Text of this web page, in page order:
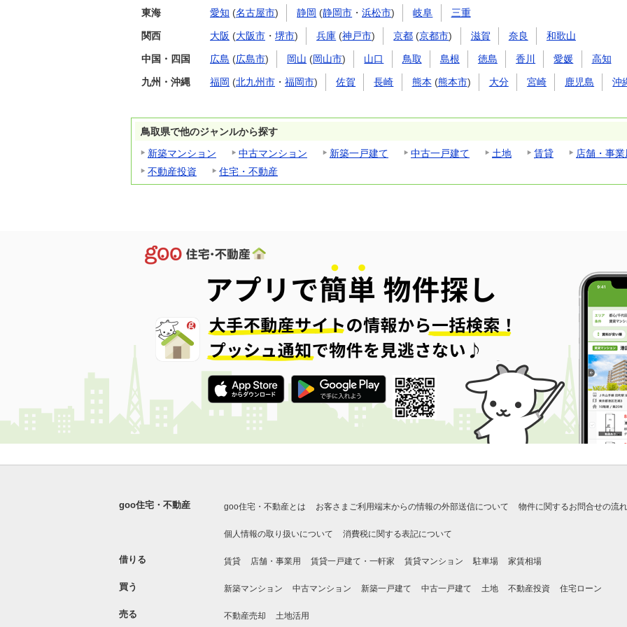
東海 愛知 (名古屋市) 静岡 (静岡市 ・浜松市) 岐阜 三重
関西 大阪 (大阪市 ・ 堺市) 兵庫 (神戸市) 京都 (京都市) 滋賀 奈良 和歌山
中国・四国 広島 (広島市) 岡山 (岡山市) 山口 鳥取 島根 徳島 香川 愛媛 高知
九州・沖縄 福岡 (北九州市 ・ 福岡市) 佐賀 長崎 熊本 (熊本市) 大分 宮崎 鹿児島 沖
鳥取県で他のジャンルから探す
新築マンション
中古マンション 新築一戸建て 中古一戸建て 土地 賃貸
店舗・事業
不動産投資
住宅・不動産
goo住宅・不動産 goo住宅・不動産とは お客さまご利用端末からの情報の外部送信について 物件に関するお問合せの流れ
個人情報の取り扱いについて 消費税に関する表記について
借りる 賃貸 店舗・事業用 賃貸一戸建て・一軒家 賃貸マンション 駐車場 家賃相場
買う 新築マンション 中古マンション 新築一戸建て 中古一戸建て 土地 不動産投資 住宅ローン
売る 不動産売却 土地活用